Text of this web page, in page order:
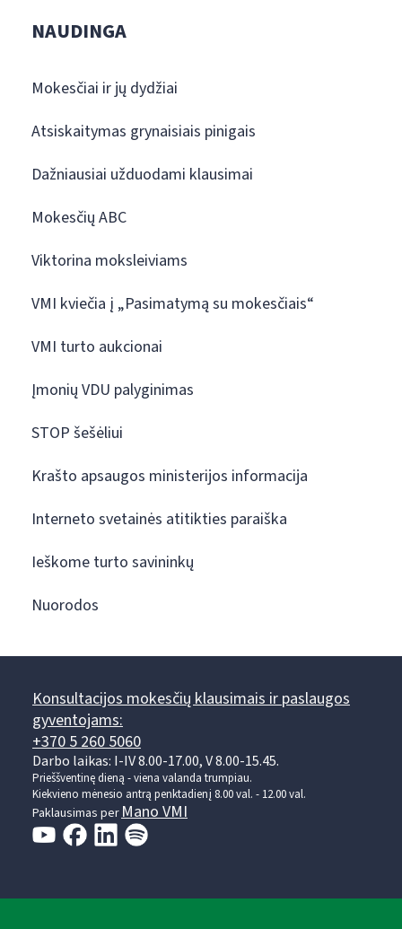
NAUDINGA
Mokesčiai ir jų dydžiai
Atsiskaitymas grynaisiais pinigais
Dažniausiai užduodami klausimai
Mokesčių ABC
Viktorina moksleiviams
VMI kviečia į „Pasimatymą su mokesčiais“
VMI turto aukcionai
Įmonių VDU palyginimas
STOP šešėliui
Krašto apsaugos ministerijos informacija
Interneto svetainės atitikties paraiška
Ieškome turto savininkų
Nuorodos
Konsultacijos mokesčių klausimais ir paslaugos
gyventojams:
+370 5 260 5060
Darbo laikas: I-IV 8.00-17.00, V 8.00-15.45.
Prieššventinę dieną - viena valanda trumpiau.
Kiekvieno mėnesio antrą penktadienį 8.00 val. - 12.00 val.
Paklausimas perMano VMI